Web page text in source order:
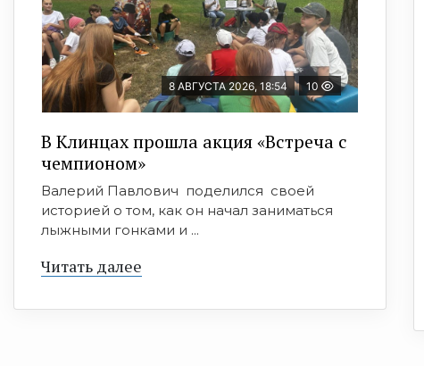
8 АВГУСТА 2026, 18:54 10
В Клинцах прошла акция «Встреча с
чемпионом»
Валерий Павлович поделился своей
историей о том, как он начал заниматься
лыжными гонками и ...
Читать далее